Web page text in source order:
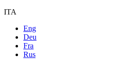
ITA
Eng
Deu
Fra
Rus